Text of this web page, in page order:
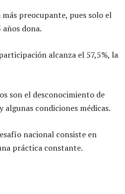
preocupante, pues solo el
dona.
alcanza el 57,5%, la
son el desconocimiento de
condiciones médicas.
nacional consiste en
práctica constante.